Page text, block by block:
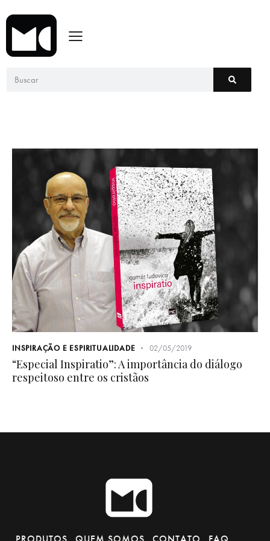
INSPIRAÇÃO E ESPIRITUALIDADE 02/05/2019
“Especial Inspiratio”: A importância do diálogo
respeitoso entre os cristãos